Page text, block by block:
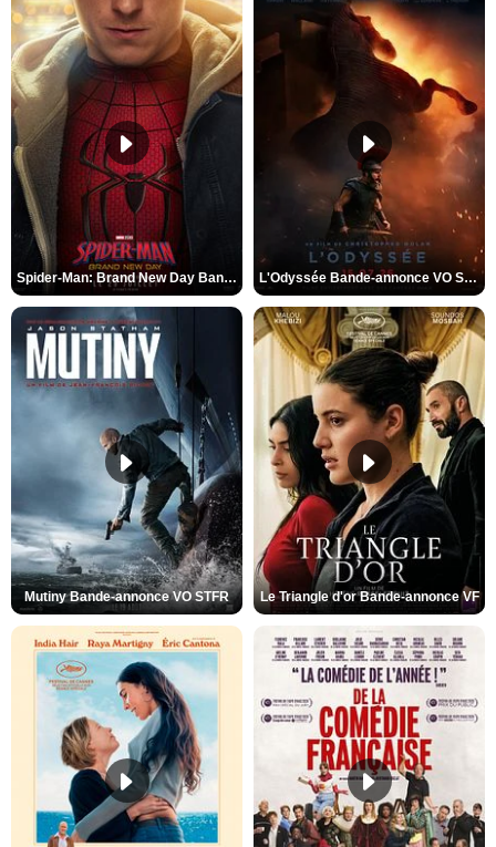
Spider-Man: Brand New Day Bande-annonce VO STFR L'Odyssée Bande-annonce VO STFR
Mutiny Bande-annonce VO STFR Le Triangle d'or Bande-annonce VF